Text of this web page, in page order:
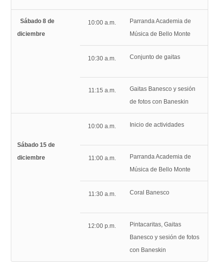
Sábado 8 de
diciembre
10:00 a.m.
Parranda Academia de
Música de Bello Monte
10:30 a.m. Conjunto de gaitas
11:15 a.m.
Gaitas Banesco y sesión
de fotos con Baneskin
Sábado 15 de
diciembre
10:00 a.m. Inicio de actividades
11:00 a.m.
Parranda Academia de
Música de Bello Monte
11:30 a.m. Coral Banesco
12:00 p.m.
Pintacaritas, Gaitas
Banesco y sesión de fotos
con Baneskin